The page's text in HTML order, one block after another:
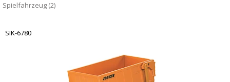
Spielfahrzeug (2)
SIK-6780